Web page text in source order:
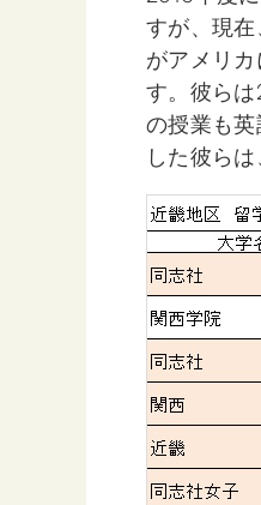
すが、現
がアメリ
す。彼ら
の授業も
した彼ら